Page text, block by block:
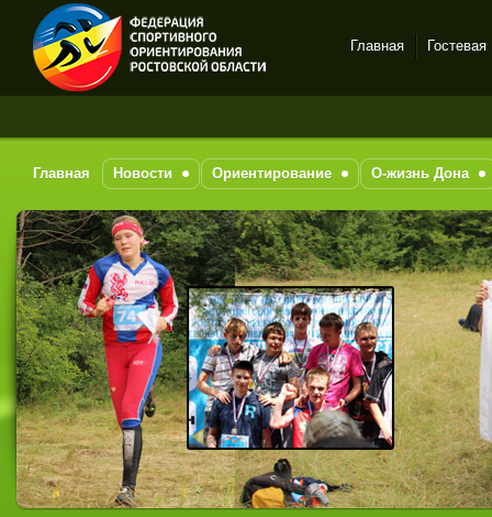
Спортивное
на-Дону
Главная Гостевая
Главная Новости Ориентирование О-жизнь Дона